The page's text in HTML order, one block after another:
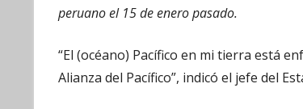
peruano el 15 de enero pasado.
“El (océano) Pacífico en mi tierra está
Alianza del Pacífico”, indicó el jefe del